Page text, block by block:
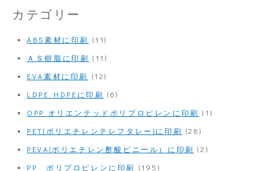
カテゴリー
ABS素材に印刷 (11)
ＡＳ樹脂に印刷 (11)
EVA素材に印刷 (12)
LDPE HDPEに印刷 (6)
OPP オリエンテッドポリプロピレンに印刷 (1)
PET(ポリエチレンテレフタレー)に印刷 (28)
PEVA(ポリエチレン酢酸ビニール）に印刷 (2)
PP ポリプロピレンに印刷 (195)